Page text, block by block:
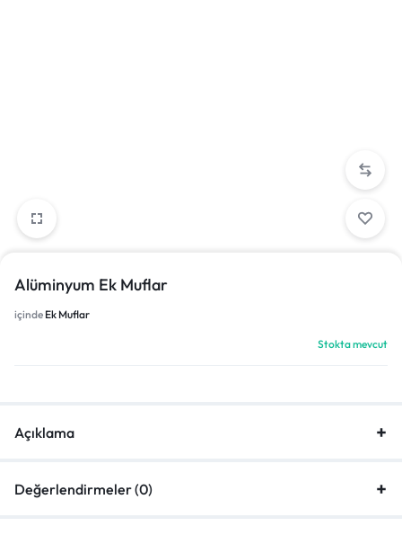
Alüminyum Ek Muflar
içinde Ek Muflar
Stokta mevcut
Açıklama
Değerlendirmeler (0)